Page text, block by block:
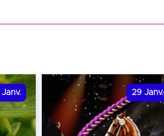
Janv. 29 Janv.